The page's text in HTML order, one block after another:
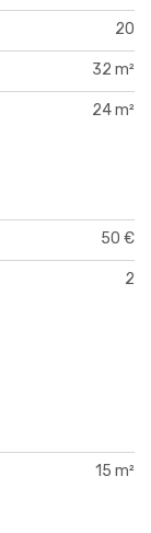
20
32 m²
24 m²
50 €
2
15 m²